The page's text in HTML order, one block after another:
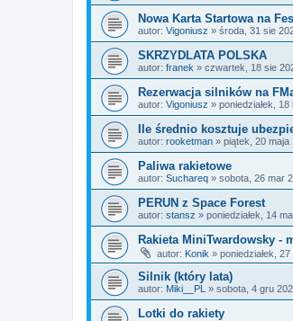
Nowa Karta Startowa na
autor: Vigoniusz » środa, 31 sie
SKRZYDLATA POLSKA
autor: franek » czwartek, 18 sie
Rezerwacja silników na
autor: Vigoniusz » poniedziałek,
Ile średnio kosztuje
autor: rooketman » piątek, 20 maja
Paliwa rakietowe
autor: Suchareq » sobota, 26 mar
PERUN z Space Forest
autor: stansz » poniedziałek, 14
Rakieta MiniTwardowsky -
autor: Konik » poniedziałek,
Silnik (który lata)
autor: Miki__PL » sobota, 4 gru
Lotki do rakiety